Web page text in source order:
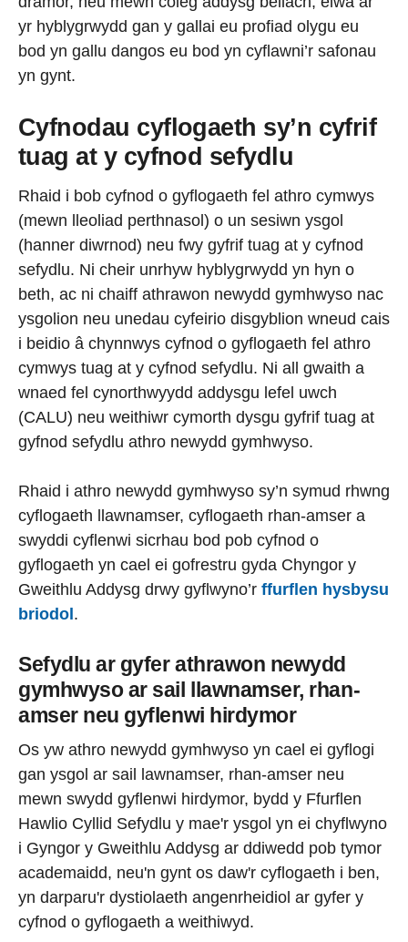
yr hyblygrwydd gan y gallai eu profiad olygu eu
bod yn gallu dangos eu bod yn cyflawni’r safonau
yn gynt.
Cyfnodau cyflogaeth sy’n cyfrif
tuag at y cyfnod sefydlu
Rhaid i bob cyfnod o gyflogaeth fel athro cymwys
(mewn lleoliad perthnasol) o un sesiwn ysgol
(hanner diwrnod) neu fwy gyfrif tuag at y cyfnod
sefydlu. Ni cheir unrhyw hyblygrwydd yn hyn o
beth, ac ni chaiff athrawon newydd gymhwyso nac
ysgolion neu unedau cyfeirio disgyblion wneud cais
i beidio â chynnwys cyfnod o gyflogaeth fel athro
cymwys tuag at y cyfnod sefydlu. Ni all gwaith a
wnaed fel cynorthwyydd addysgu lefel uwch
(CALU) neu weithiwr cymorth dysgu gyfrif tuag at
gyfnod sefydlu athro newydd gymhwyso.
Rhaid i athro newydd gymhwyso sy’n symud rhwng
cyflogaeth llawnamser, cyflogaeth rhan-amser a
swyddi cyflenwi sicrhau bod pob cyfnod o
gyflogaeth yn cael ei gofrestru gyda Chyngor y
Gweithlu Addysg drwy gyflwyno’r ffurflen hysbysu
briodol.
Sefydlu ar gyfer athrawon newydd
gymhwyso ar sail llawnamser, rhan-
amser neu gyflenwi hirdymor
Os yw athro newydd gymhwyso yn cael ei gyflogi
gan ysgol ar sail lawnamser, rhan-amser neu
mewn swydd gyflenwi hirdymor, bydd y Ffurflen
Hawlio Cyllid Sefydlu y mae'r ysgol yn ei chyflwyno
i Gyngor y Gweithlu Addysg ar ddiwedd pob tymor
academaidd, neu'n gynt os daw'r cyflogaeth i ben,
yn darparu'r dystiolaeth angenrheidiol ar gyfer y
cyfnod o gyflogaeth a weithiwyd.